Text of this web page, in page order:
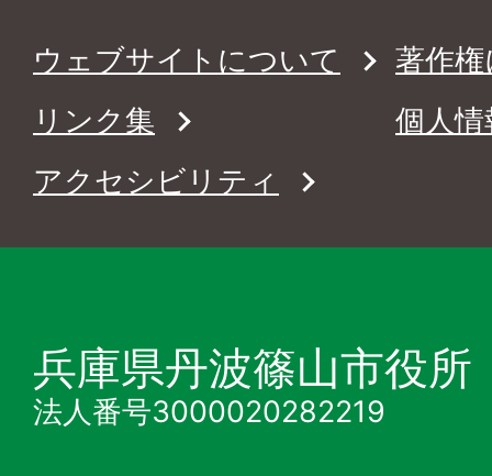
ウェブサイトについて
著作
リンク集
個人
アクセシビリティ
兵庫県丹波篠山市役所
法人番号3000020282219